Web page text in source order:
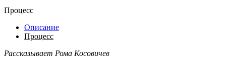
Процесс
Описание
Процесс
Рассказывает Рома Косовичев